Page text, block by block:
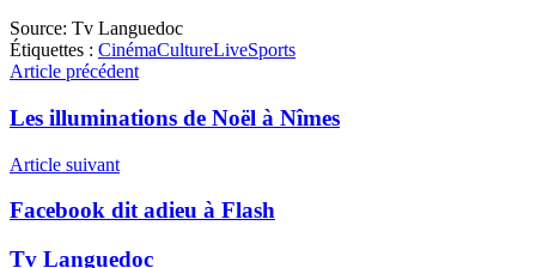
Source: Tv Languedoc
Étiquettes : CinémaCultureLiveSports
Article précédent
Les illuminations de Noël à Nîmes
Article suivant
Facebook dit adieu à Flash
Tv Languedoc